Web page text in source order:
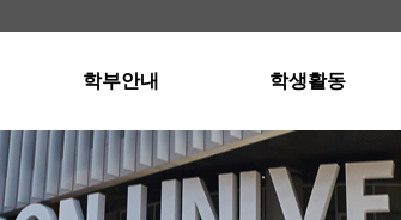
학부안내
경영학부소개
국제통상학부소개
학생활동
스터디그룹 자료실